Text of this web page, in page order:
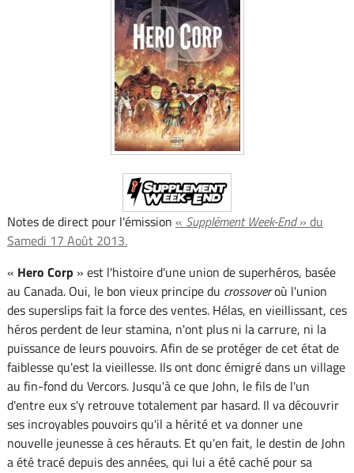
Notes de direct pour l'émission « Supplément Week-End» du
Samedi 17 Août 2013.
« Hero Corp » est l'histoire d'une union de superhéros, basée
au Canada. Oui, le bon vieux principe du crossoveroù l'union
des superslips fait la force des ventes. Hélas, en vieillissant, ces
héros perdent de leur stamina, n'ont plus ni la carrure, ni la
puissance de leurs pouvoirs. Afin de se protéger de cet état de
faiblesse qu'est la vieillesse. Ils ont donc émigré dans un village
au fin-fond du Vercors. Jusqu'à ce que John, le fils de l'un
d'entre eux s'y retrouve totalement par hasard. Il va découvrir
ses incroyables pouvoirs qu'il a hérité et va donner une
nouvelle jeunesse à ces hérauts. Et qu'en fait, le destin de John
a été tracé depuis des années, qui lui a été caché pour sa